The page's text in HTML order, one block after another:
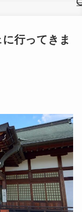
行ってきま